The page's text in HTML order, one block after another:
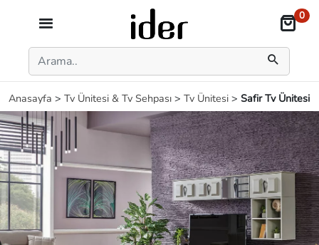
0
Anasayfa > Tv Ünitesi & Tv Sehpası > Tv Ünitesi > Safir Tv Ünitesi